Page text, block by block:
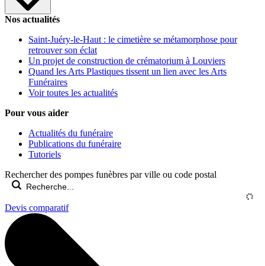
Nos actualités
Saint-Juéry-le-Haut : le cimetière se métamorphose pour
retrouver son éclat
Un projet de construction de crématorium à Louviers
Quand les Arts Plastiques tissent un lien avec les Arts
Funéraires
Voir toutes les actualités
Pour vous aider
Actualités du funéraire
Publications du funéraire
Tutoriels
Rechercher des pompes funèbres par ville ou code postal
Devis comparatif